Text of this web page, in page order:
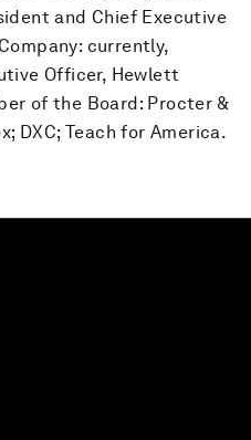
and Chief Executive
currently,
Officer, Hewlett
of the Board: Procter &
DXC; Teach for America.